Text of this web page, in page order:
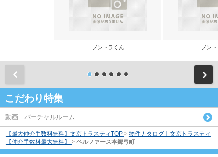
ブントラくん ブン
こだわり特集
動画 バーチャルルーム
【最大仲介手数料無料】文京トラスティTOP > 物件カタログ｜文京トラスティ
【仲介手数料最大無料】
> ベルファース本郷弓町